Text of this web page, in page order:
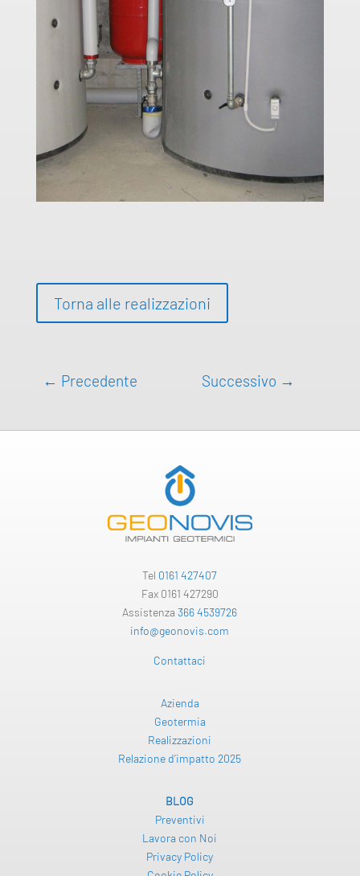
Torna alle realizzazioni
← Precedente Successivo →
Tel 0161 427407
Fax 0161 427290
Assistenza366 4539726
info@geonovis.com
Contattaci
Azienda
Geotermia
Realizzazioni
Relazione d’impatto 2025
BLOG
Preventivi
Lavora con Noi
Privacy Policy